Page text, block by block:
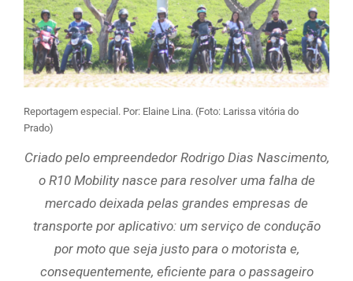
Reportagem especial. Por: Elaine Lina. (Foto: Larissa vitória do
Prado)
Criado pelo empreendedor Rodrigo Dias Nascimento,
o R10 Mobility nasce para resolver uma falha de
mercado deixada pelas grandes empresas de
transporte por aplicativo: um serviço de condução
por moto que seja justo para o motorista e,
consequentemente, eficiente para o passageiro